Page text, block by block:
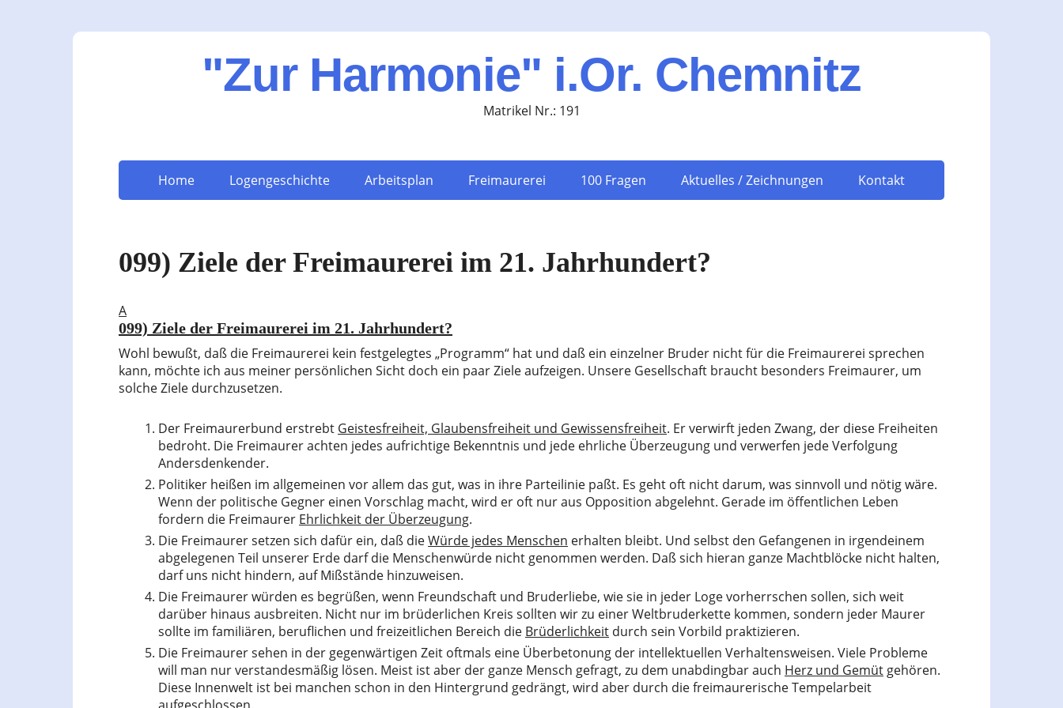
"Zur Harmonie" i.Or. Chemnitz
Matrikel Nr.: 191
Home Logengeschichte Arbeitsplan Freimaurerei 100 Fragen Aktuelles / Zeichnungen Kontakt
099) Ziele der Freimaurerei im 21. Jahrhundert?
A
099) Ziele der Freimaurerei im 21. Jahrhundert?
Wohl bewußt, daß die Freimaurerei kein festgelegtes „Programm“ hat und daß ein einzelner Bruder nicht für die Freimaurerei sprechen
kann, möchte ich aus meiner persönlichen Sicht doch ein paar Ziele aufzeigen. Unsere Gesellschaft braucht besonders Freimaurer, um
solche Ziele durchzusetzen.
Der Freimaurerbund erstrebt Geistesfreiheit, Glaubensfreiheit und Gewissensfreiheit. Er verwirft jeden Zwang, der diese Freiheiten
bedroht. Die Freimaurer achten jedes aufrichtige Bekenntnis und jede ehrliche Überzeugung und verwerfen jede Verfolgung
Andersdenkender.
Politiker heißen im allgemeinen vor allem das gut, was in ihre Parteilinie paßt. Es geht oft nicht darum, was sinnvoll und nötig wäre.
Wenn der politische Gegner einen Vorschlag macht, wird er oft nur aus Opposition abgelehnt. Gerade im öffentlichen Leben
fordern die Freimaurer Ehrlichkeit der Überzeugung.
Die Freimaurer setzen sich dafür ein, daß dieWürde jedes Menschen erhalten bleibt. Und selbst den Gefangenen in irgendeinem
abgelegenen Teil unserer Erde darf die Menschenwürde nicht genommen werden. Daß sich hieran ganze Machtblöcke nicht halten,
darf uns nicht hindern, auf Mißstände hinzuweisen.
Die Freimaurer würden es begrüßen, wenn Freundschaft und Bruderliebe, wie sie in jeder Loge vorherrschen sollen, sich weit
darüber hinaus ausbreiten. Nicht nur im brüderlichen Kreis sollten wir zu einer Weltbruderkette kommen, sondern jeder Maurer
sollte im familiären, beruflichen und freizeitlichen Bereich die Brüderlichkeit durch sein Vorbild praktizieren.
Die Freimaurer sehen in der gegenwärtigen Zeit oftmals eine Überbetonung der intellektuellen Verhaltensweisen. Viele Probleme
will man nur verstandesmäßig lösen. Meist ist aber der ganze Mensch gefragt, zu dem unabdingbar auch Herz und Gemüt gehören.
Diese Innenwelt ist bei manchen schon in den Hintergrund gedrängt, wird aber durch die freimaurerische Tempelarbeit